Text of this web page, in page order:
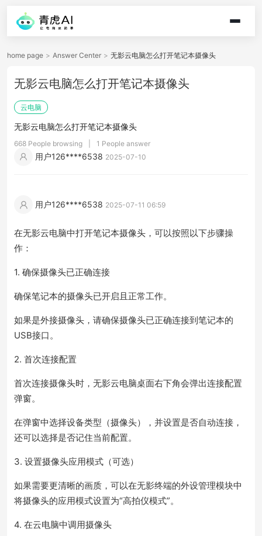
home page > Answer Center > 无影云电脑怎么打开笔记本摄像头
无影云电脑怎么打开笔记本摄像头
云电脑
无影云电脑怎么打开笔记本摄像头
668 People browsing 1 People answer
用户126****6538 2025-07-10
用户126****6538 2025-07-11 06:59
在无影云电脑中打开笔记本摄像头，可以按照以下步骤操
作：
1. 确保摄像头已正确连接
确保笔记本的摄像头已开启且正常工作。
如果是外接摄像头，请确保摄像头已正确连接到笔记本的
USB接口。
2. 首次连接配置
首次连接摄像头时，无影云电脑桌面右下角会弹出连接配置
弹窗。
在弹窗中选择设备类型（摄像头），并设置是否自动连接，
还可以选择是否记住当前配置。
3. 设置摄像头应用模式（可选）
如果需要更清晰的画质，可以在无影终端的外设管理模块中
将摄像头的应用模式设置为“高拍仪模式”。
4. 在云电脑中调用摄像头